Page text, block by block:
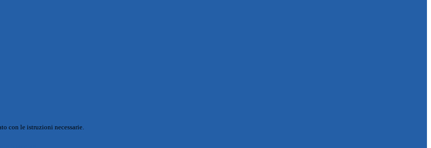
con le istruzioni necessarie.